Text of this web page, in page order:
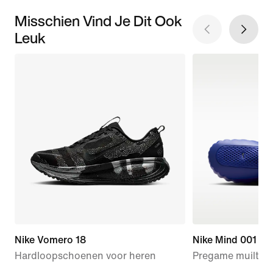
Misschien Vind Je Dit Ook
Leuk
Nike Vomero 18
Hardloopschoenen voor heren
Nike Mind 001
Pregame